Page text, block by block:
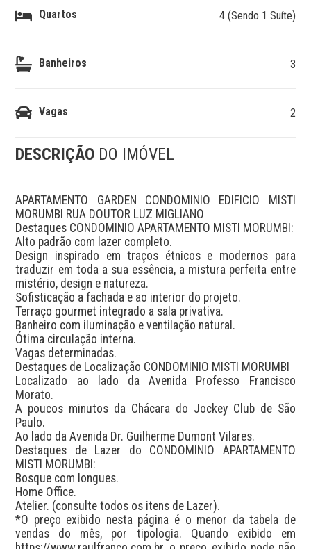
Quartos 4 (Sendo 1 Suíte)
Banheiros 3
Vagas 2
DESCRIÇÃO DO IMÓVEL
APARTAMENTO GARDEN CONDOMINIO EDIFICIO MISTI
MORUMBI RUA DOUTOR LUZ MIGLIANO
Destaques CONDOMINIO APARTAMENTO MISTI MORUMBI:
Alto padrão com lazer completo.
Design inspirado em traços étnicos e modernos para
traduzir em toda a sua essência, a mistura perfeita entre
mistério, design e natureza.
Sofisticação a fachada e ao interior do projeto.
Terraço gourmet integrado a sala privativa.
Banheiro com iluminação e ventilação natural.
Ótima circulação interna.
Vagas determinadas.
Destaques de Localização CONDOMINIO MISTI MORUMBI
Localizado ao lado da Avenida Professo Francisco
Morato.
A poucos minutos da Chácara do Jockey Club de São
Paulo.
Ao lado da Avenida Dr. Guilherme Dumont Vilares.
Destaques de Lazer do CONDOMINIO APARTAMENTO
MISTI MORUMBI:
Bosque com longues.
Home Office.
Atelier. (consulte todos os itens de Lazer).
*O preço exibido nesta página é o menor da tabela de
vendas do mês, por tipologia. Quando exibido em